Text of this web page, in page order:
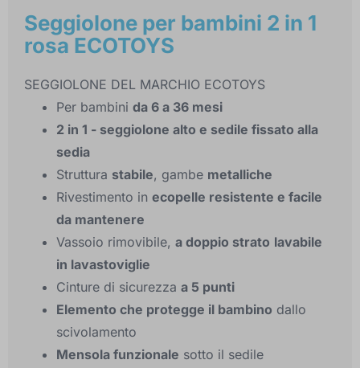
Seggiolone per bambini 2 in 1
rosa ECOTOYS
SEGGIOLONE DEL MARCHIO ECOTOYS
Per bambini da 6 a 36 mesi
2 in 1 - seggiolone alto e sedile fissato alla
sedia
Struttura stabile, gambe metalliche
Rivestimento in ecopelle resistente e facile
da mantenere
Vassoio rimovibile, a doppio strato lavabile
in lavastoviglie
Cinture di sicurezza a 5 punti
Elemento che protegge il bambino dallo
scivolamento
Mensola funzionale sotto il sedile